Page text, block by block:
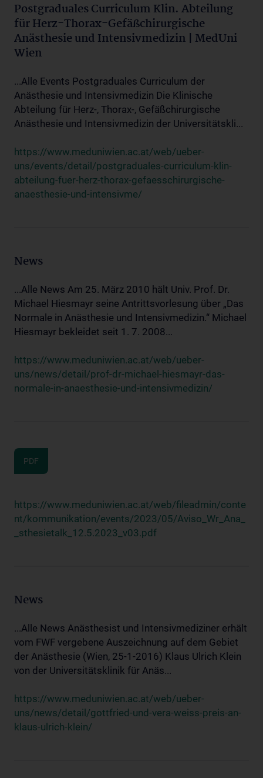
Postgraduales Curriculum Klin. Abteilung
für Herz-Thorax-Gefäßchirurgische
Anästhesie und Intensivmedizin | MedUni
Wien
...Alle Events Postgraduales Curriculum der
Anästhesie und Intensivmedizin Die Klinische
Abteilung für Herz-, Thorax-, Gefäßchirurgische
Anästhesie und Intensivmedizin der Universitätskli...
https://www.meduniwien.ac.at/web/ueber-
uns/events/detail/postgraduales-curriculum-klin-
abteilung-fuer-herz-thorax-gefaesschirurgische-
anaesthesie-und-intensivme/
News
...Alle News Am 25. März 2010 hält Univ. Prof. Dr.
Michael Hiesmayr seine Antrittsvorlesung über „Das
Normale in Anästhesie und Intensivmedizin.“ Michael
Hiesmayr bekleidet seit 1. 7. 2008...
https://www.meduniwien.ac.at/web/ueber-
uns/news/detail/prof-dr-michael-hiesmayr-das-
normale-in-anaesthesie-und-intensivmedizin/
PDF
https://www.meduniwien.ac.at/web/fileadmin/conte
nt/kommunikation/events/2023/05/Aviso_Wr_Ana_
_sthesietalk_12.5.2023_v03.pdf
News
...Alle News Anästhesist und Intensivmediziner erhält
vom FWF vergebene Auszeichnung auf dem Gebiet
der Anästhesie (Wien, 25-1-2016) Klaus Ulrich Klein
von der Universitätsklinik für Anäs...
https://www.meduniwien.ac.at/web/ueber-
uns/news/detail/gottfried-und-vera-weiss-preis-an-
klaus-ulrich-klein/